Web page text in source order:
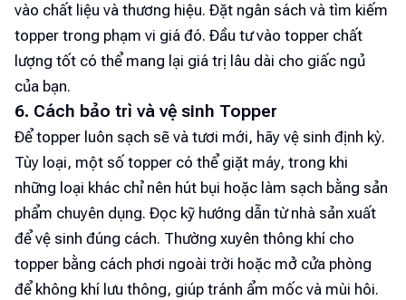
vào chất liệu và thương hiệu. Đặt ngân sách và tìm kiếm
topper trong phạm vi giá đó. Đầu tư vào topper chất
lượng tốt có thể mang lại giá trị lâu dài cho giấc ngủ
của bạn.
6. Cách bảo trì và vệ sinh Topper
Để topper luôn sạch sẽ và tươi mới, hãy vệ sinh định kỳ.
Tùy loại, một số topper có thể giặt máy, trong khi
những loại khác chỉ nên hút bụi hoặc làm sạch bằng sản
phẩm chuyên dụng. Đọc kỹ hướng dẫn từ nhà sản xuất
để vệ sinh đúng cách. Thường xuyên thông khí cho
topper bằng cách phơi ngoài trời hoặc mở cửa phòng
để không khí lưu thông, giúp tránh ẩm mốc và mùi hôi.